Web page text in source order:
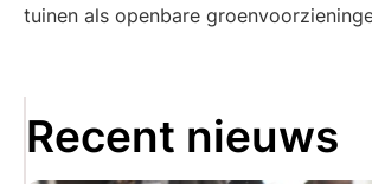
tuinen als openbare
Recent nieuws